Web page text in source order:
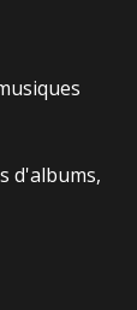
d'albums,